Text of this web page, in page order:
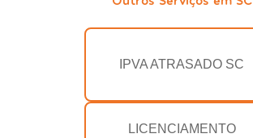
IPVA ATRASADO SC
LICENCIAMENTO